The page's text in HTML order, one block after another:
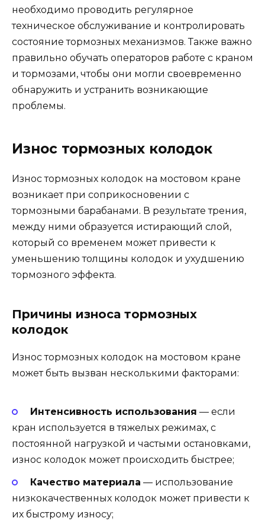
необходимо проводить регулярное
техническое обслуживание и контролировать
состояние тормозных механизмов. Также важно
правильно обучать операторов работе с краном
и тормозами, чтобы они могли своевременно
обнаружить и устранить возникающие
проблемы.
Износ тормозных колодок
Износ тормозных колодок на мостовом кране
возникает при соприкосновении с
тормозными барабанами. В результате трения,
между ними образуется истирающий слой,
который со временем может привести к
уменьшению толщины колодок и ухудшению
тормозного эффекта.
Причины износа тормозных
колодок
Износ тормозных колодок на мостовом кране
может быть вызван несколькими факторами:
Интенсивность использования — если
кран используется в тяжелых режимах, с
постоянной нагрузкой и частыми остановками,
износ колодок может происходить быстрее;
Качество материала — использование
низкокачественных колодок может привести к
их быстрому износу;